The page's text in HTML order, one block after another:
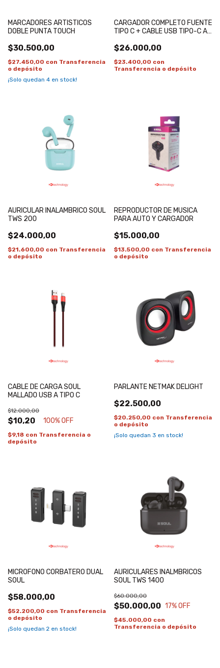
MARCADORES ARTISTICOS
DOBLE PUNTA TOUCH
$30.500,00
$27.450,00 con Transferencia
o depósito
¡Solo quedan 4 en stock!
CARGADOR COMPLETO FUENTE
TIPO C + CABLE USB TIPO-C A
$26.000,00
$23.400,00 con
Transferencia o depósito
AURICULAR INALAMBRICO SOUL
TWS 200
$24.000,00
$21.600,00 con Transferencia
o depósito
REPRODUCTOR DE MUSICA
PARA AUTO Y CARGADOR
$15.000,00
$13.500,00 con Transferencia
o depósito
CABLE DE CARGA SOUL
MALLADO USB A TIPO C
$10,20
$12.000,00
100% OFF
$9,18 con Transferencia o
depósito
PARLANTE NETMAK DELIGHT
$22.500,00
$20.250,00 con Transferencia
o depósito
¡Solo quedan 3 en stock!
MICROFONO CORBATERO DUAL
SOUL
$58.000,00
$52.200,00 con Transferencia
o depósito
¡Solo quedan 2 en stock!
AURICULARES INALMBRICOS
SOUL TWS 1400
$50.000,00
$60.000,00
17% OFF
$45.000,00 con
Transferencia o depósito